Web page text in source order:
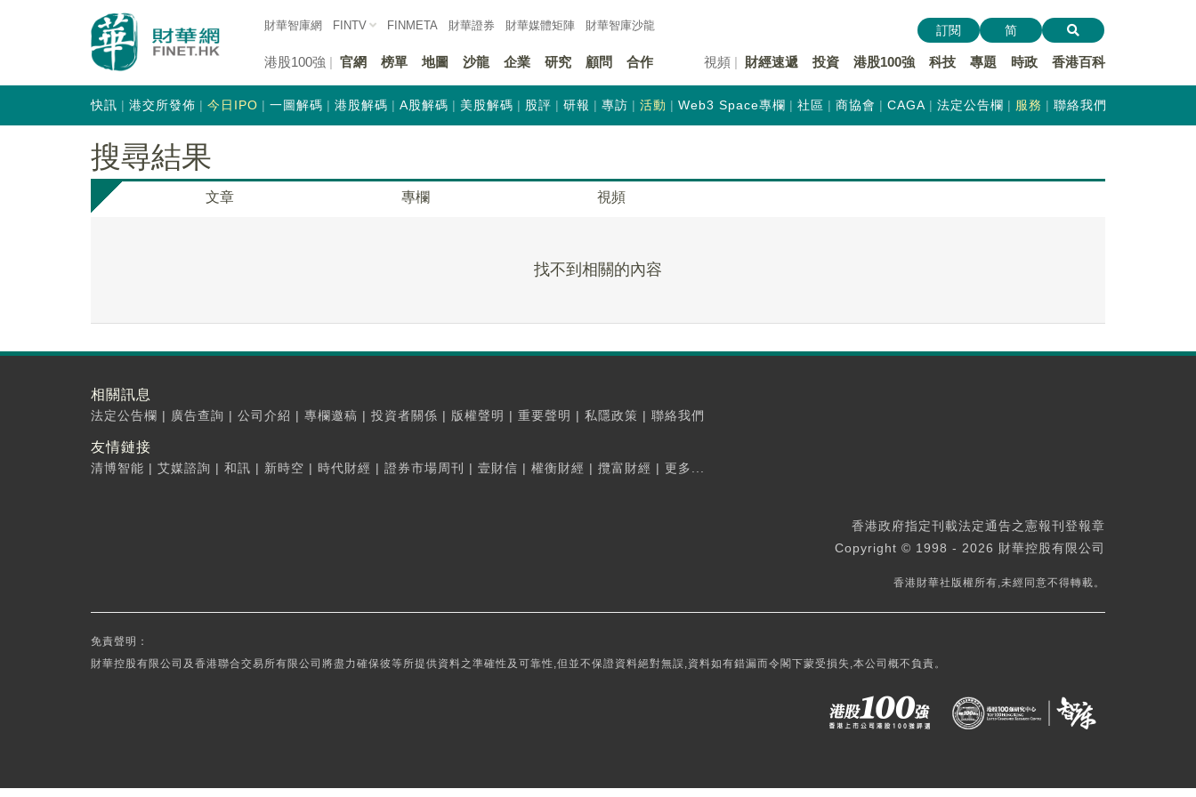
財華智庫網 FINTV FINMETA 財華證券 財華媒體矩陣 財華智庫沙龍
港股100強 官網 榜單 地圖 沙龍 企業 研究 顧問 合作 視頻 財經速遞 投資 港股100強 科技 專題 時政 香港百科
訂閱 简
快訊 港交所發佈 今日IPO 一圖解碼 港股解碼 A股解碼 美股解碼 股評 研報 專訪 活動 Web3 Space專欄 社區 商協會 CAGA 法定公告欄 服務 聯絡我們
搜尋結果
文章 專欄 視頻
找不到相關的內容
相關訊息
法定公告欄 | 廣告查詢 | 公司介紹 | 專欄邀稿 | 投資者關係 | 版權聲明 | 重要聲明 | 私隱政策 | 聯絡我們
友情鏈接
清博智能 | 艾媒諮詢 | 和訊 | 新時空 | 時代財經 | 證券市場周刊 | 壹財信 | 權衡財經 | 攬富財經 | 更多...
香港政府指定刊載法定通告之憲報刊登報章
Copyright © 1998 - 2026 財華控股有限公司
香港財華社版權所有,未經同意不得轉載。
免責聲明：
財華控股有限公司及香港聯合交易所有限公司將盡力確保彼等所提供資料之準確性及可靠性,但並不保證資料絕對無誤,資料如有錯漏而令閣下蒙受損失,本公司概不負責。